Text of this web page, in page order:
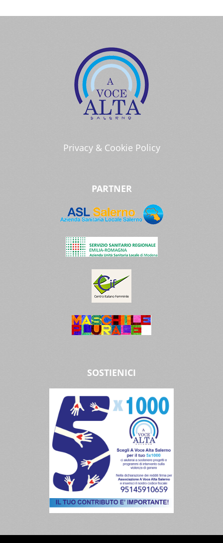
Privacy & Cookie Policy
PARTNER
SOSTIENICI